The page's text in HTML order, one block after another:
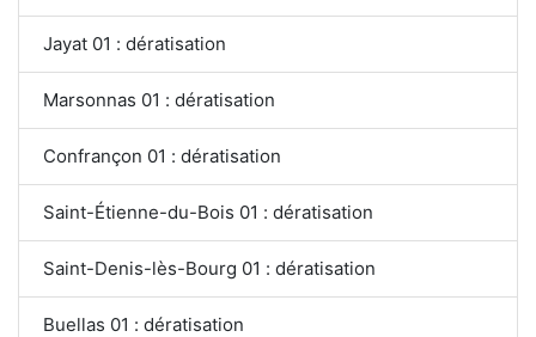
Jayat 01 : dératisation
Marsonnas 01 : dératisation
Confrançon 01 : dératisation
Saint-Étienne-du-Bois 01 : dératisation
Saint-Denis-lès-Bourg 01 : dératisation
Buellas 01 : dératisation